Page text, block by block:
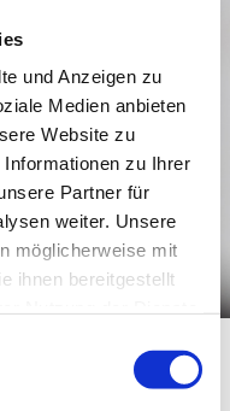
und Anzeigen zu
Medien anbieten
Website zu
zu Ihrer
Partner für
weiter. Unsere
möglicherweise mit
ihnen bereitgestellt